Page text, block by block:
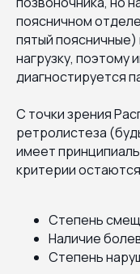
поясничном
пятый
нагрузку, поэтому
диагностируется
С точки зрения
ретролистеза
имеет
критерии
Степень
Наличие
Степень